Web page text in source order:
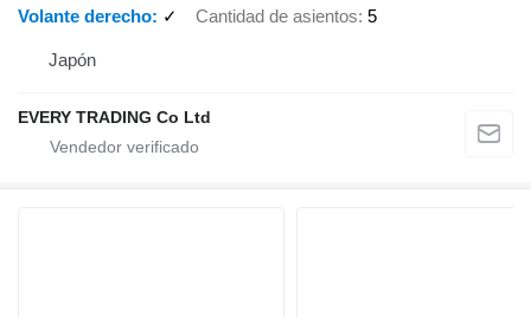
Volante derecho
✓ Cantidad de asientos 5
Japón
EVERY TRADING Co Ltd